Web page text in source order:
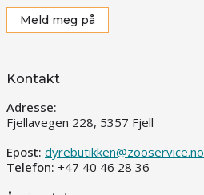
Meld meg på
Kontakt
Adresse:
Fjellavegen 228, 5357 Fjell
Epost: dyrebutikken@zooservice.no
Telefon: +47 40 46 28 36